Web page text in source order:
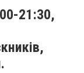
21:30,